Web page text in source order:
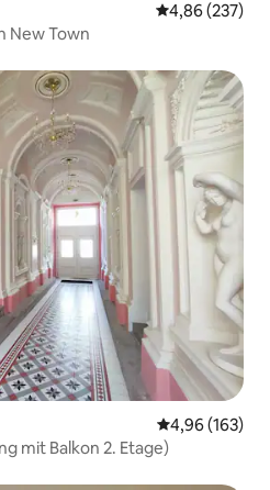
4,86 (237)
New Town
4,96 (163)
mit Balkon 2. Etage)